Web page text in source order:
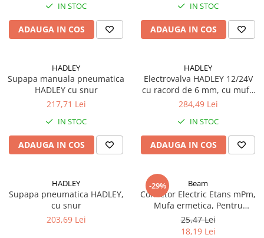
TGA
TGL
Mercedes Actros
Mercedes Actros MP2
Mercedes Actros MP4, MP5
Mercedes Actros MP6
Mercedes Arocs
Magnum
IN STOC
ADAUGA IN COS
IN STOC
ADAUGA IN COS
HADLEY
Supapa manuala pneumatica
HADLEY cu snur
217,71 Lei
IN STOC
ADAUGA IN COS
HADLEY
Electrovalva HADLEY 12/24V
cu racord de 6 mm, cu mufa
de conectare
284,49 Lei
IN STOC
ADAUGA IN COS
HADLEY
Supapa pneumatica HADLEY,
cu snur
203,69 Lei
-29% Beam
Conector Electric Etans mPm,
Mufa ermetica, Pentru
Electrovalve R20 R21,
Accesorii Automatizari
25,47 Lei
18,19 Lei